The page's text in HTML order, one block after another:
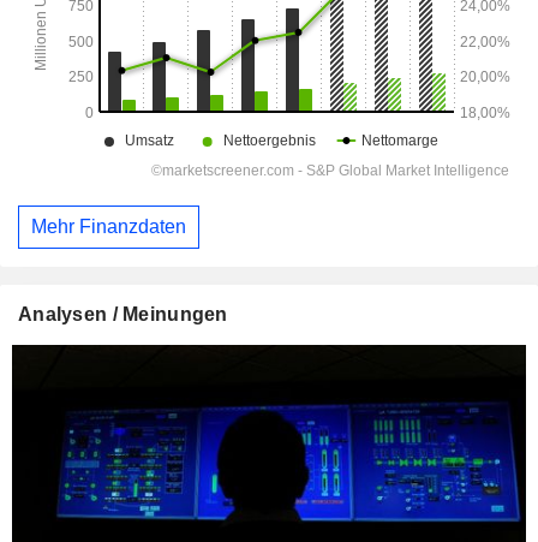
Mehr Finanzdaten
Analysen / Meinungen